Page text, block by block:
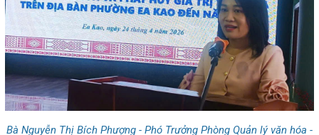
Bà Nguyễn Thị Bích Phượng - Phó Trưởng Phòng Quản lý văn hóa -